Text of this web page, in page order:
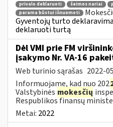
privalo deklaruoti
šeimos nariai
parama būstui išnuomoti
Gyventojų turto
deklaruoti turtą
Dėl VMI prie FM
įsakymo Nr. VA-16
Web turinio sąrašas 2022-
Informuojame, kad nuo 202
Valstybinės mokesčių
Respublikos finansų
Metai: 2022